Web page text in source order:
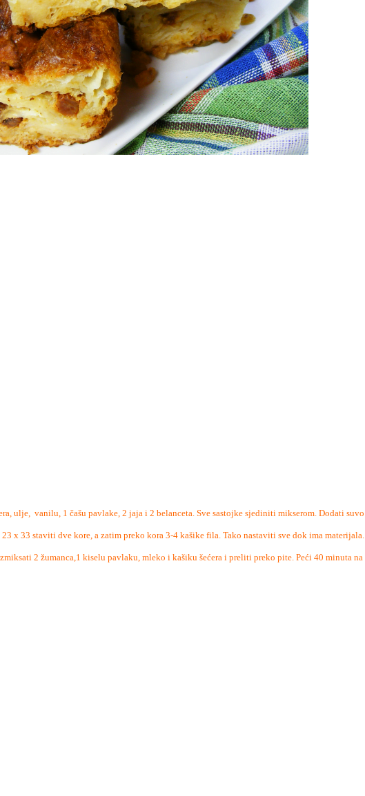
ulje, vanilu, 1 čašu pavlake, 2 jaja i 2 belanceta. Sve sastojke sjediniti mikserom. Dodati suvo
x 33 staviti dve kore, a zatim preko kora 3-4 kašike fila. Tako nastaviti sve dok ima materijala.
2 žumanca,1 kiselu pavlaku, mleko i kašiku šećera i preliti preko pite. Peći 40 minuta na